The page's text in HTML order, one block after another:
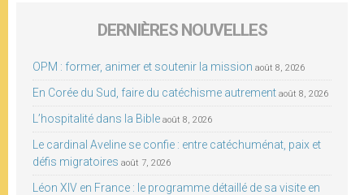
DERNIÈRES NOUVELLES
OPM : former, animer et soutenir la mission août 8, 2026
En Corée du Sud, faire du catéchisme autrement août 8, 2026
L’hospitalité dans la Bible août 8, 2026
Le cardinal Aveline se confie : entre catéchuménat, paix et
défis migratoires août 7, 2026
Léon XIV en France : le programme détaillé de sa visite en